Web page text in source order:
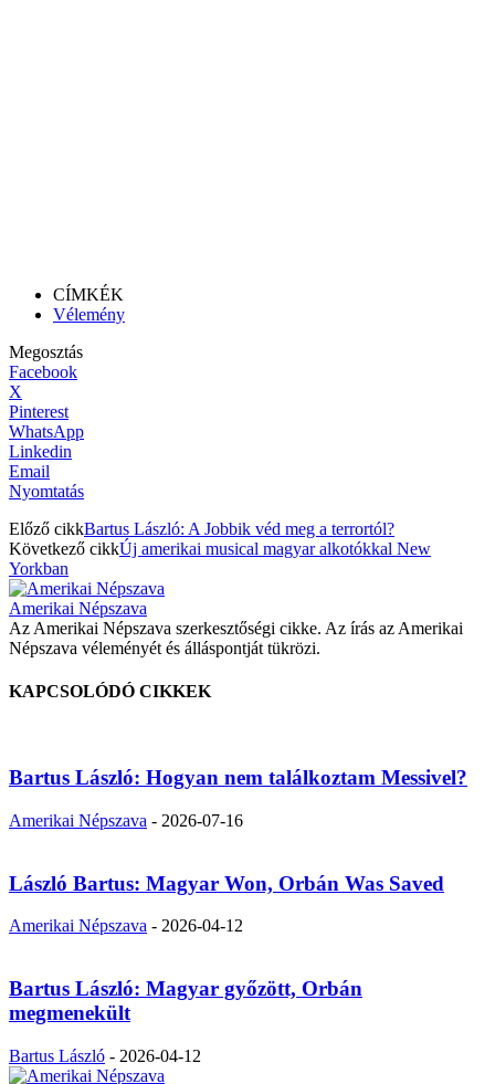
CÍMKÉK
Vélemény
Megosztás
Facebook
X
Pinterest
WhatsApp
Linkedin
Email
Nyomtatás
Előző cikkBartus László: A Jobbik véd meg a terrortól?
Következő cikkÚj amerikai musical magyar alkotókkal New
Yorkban
Amerikai Népszava
Az Amerikai Népszava szerkesztőségi cikke. Az írás az Amerikai
Népszava véleményét és álláspontját tükrözi.
KAPCSOLÓDÓ CIKKEK
Bartus László: Hogyan nem találkoztam Messivel?
Amerikai Népszava - 2026-07-16
László Bartus: Magyar Won, Orbán Was Saved
Amerikai Népszava - 2026-04-12
Bartus László: Magyar győzött, Orbán
megmenekült
Bartus László - 2026-04-12